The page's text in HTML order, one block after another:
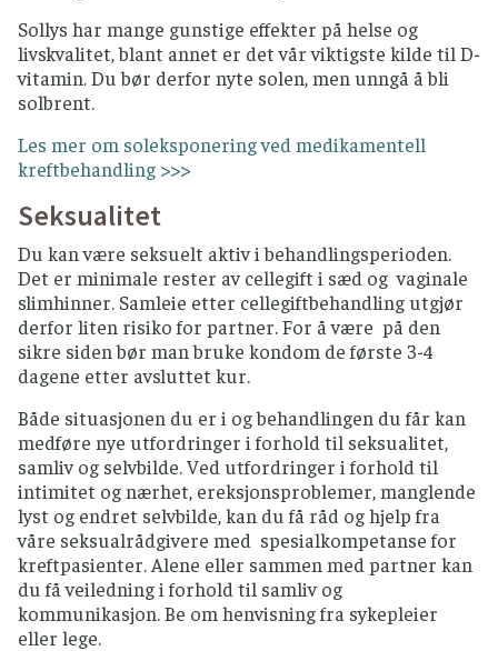
Sollys har mange gunstige effekter på helse og
livskvalitet, blant annet er det vår viktigste kilde til D-
vitamin. Du bør derfor nyte solen, men unngå å bli
solbrent.
Les mer om soleksponering ved medikamentell
kreftbehandling >>>
Seksualitet
Du kan være seksuelt aktiv i behandlingsperioden.
Det er minimale rester av cellegift i sæd og vaginale
slimhinner. Samleie etter cellegiftbehandling utgjør
derfor liten risiko for partner. For å være på den
sikre siden bør man bruke kondom de første 3-4
dagene etter avsluttet kur.
Både situasjonen du er i og behandlingen du får kan
medføre nye utfordringer i forhold til seksualitet,
samliv og selvbilde. Ved utfordringer i forhold til
intimitet og nærhet, ereksjonsproblemer, manglende
lyst og endret selvbilde, kan du få råd og hjelp fra
våre seksualrådgivere med spesialkompetanse for
kreftpasienter. Alene eller sammen med partner kan
du få veiledning i forhold til samliv og
kommunikasjon. Be om henvisning fra sykepleier
eller lege.